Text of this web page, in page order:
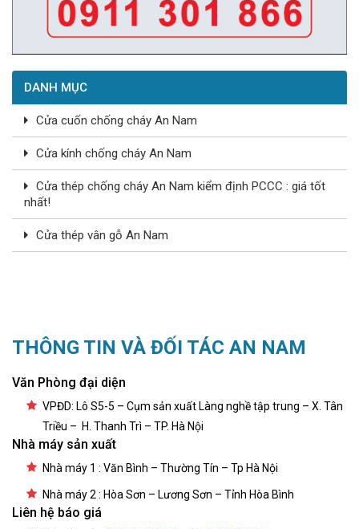
DANH MỤC
Cửa cuốn chống cháy An Nam
Cửa kính chống cháy An Nam
Cửa thép chống cháy An Nam kiểm định PCCC : giá tốt
nhất!
Cửa thép vân gỗ An Nam
THÔNG TIN VÀ ĐỐI TÁC AN NAM
Văn Phòng đại diện
VPĐD: Lô S5-5 – Cụm sản xuất Làng nghề tập trung – X. Tân
Triều – H. Thanh Trì – TP. Hà Nội
Nhà máy sản xuất
Nhà máy 1 : Văn Bình – Thường Tín – Tp Hà Nội
Nhà máy 2 : Hòa Sơn – Lương Sơn – Tỉnh Hòa Bình
Liên hệ báo giá